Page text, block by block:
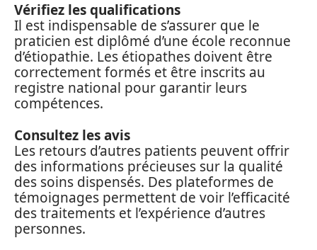
Vérifiez les qualifications
Il est indispensable de s’assurer que le
praticien est diplômé d’une école reconnue
d’étiopathie. Les étiopathes doivent être
correctement formés et être inscrits au
registre national pour garantir leurs
compétences.
Consultez les avis
Les retours d’autres patients peuvent offrir
des informations précieuses sur la qualité
des soins dispensés. Des plateformes de
témoignages permettent de voir l’efficacité
des traitements et l’expérience d’autres
personnes.